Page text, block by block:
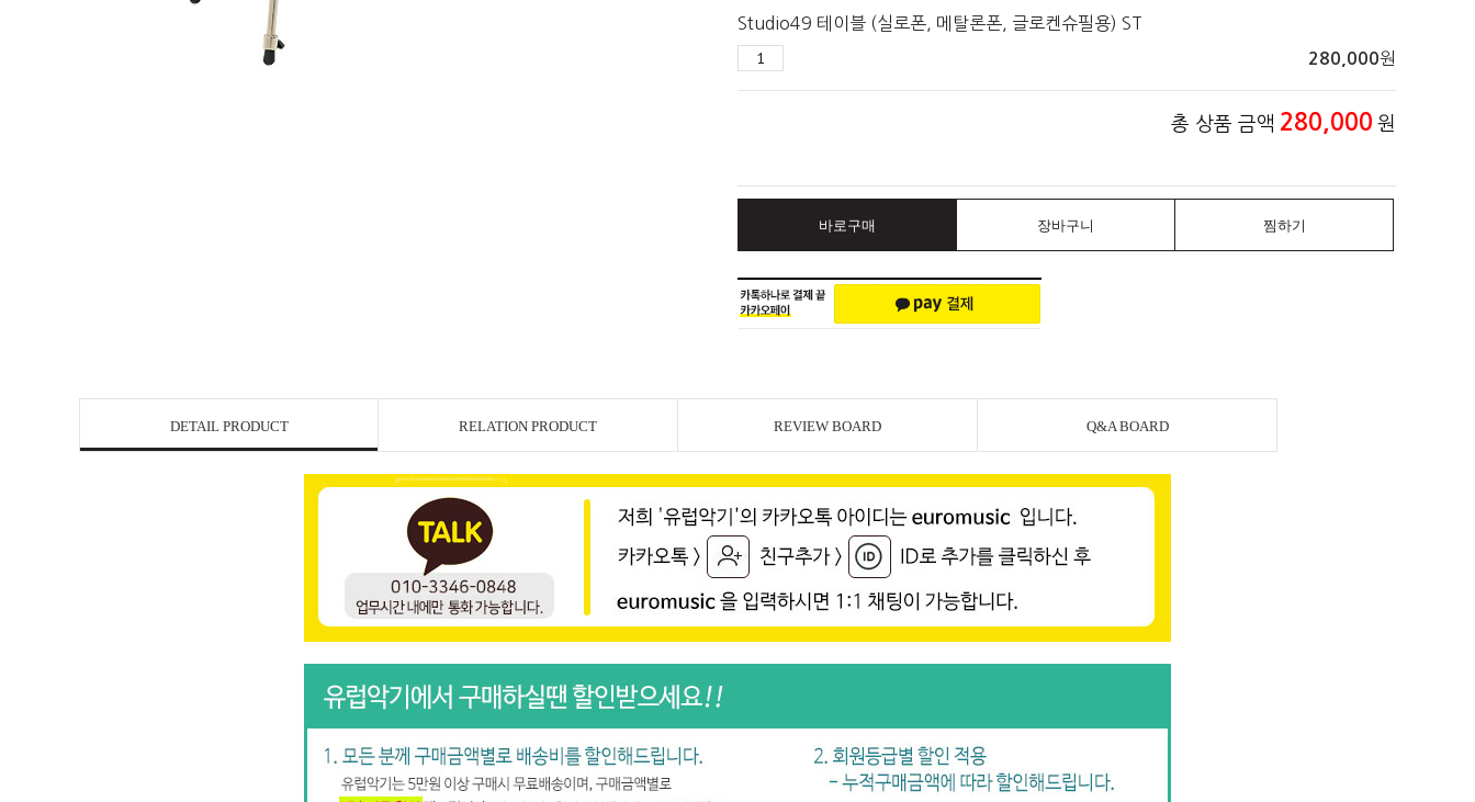
Studio49 테이블 (실로폰, 메탈론폰, 글로켄슈필용) ST
280,000원
총 상품 금액 280,000 원
바로구매 장바구니 찜하기
DETAIL PRODUCT RELATION PRODUCT REVIEW BOARD Q&A BOARD